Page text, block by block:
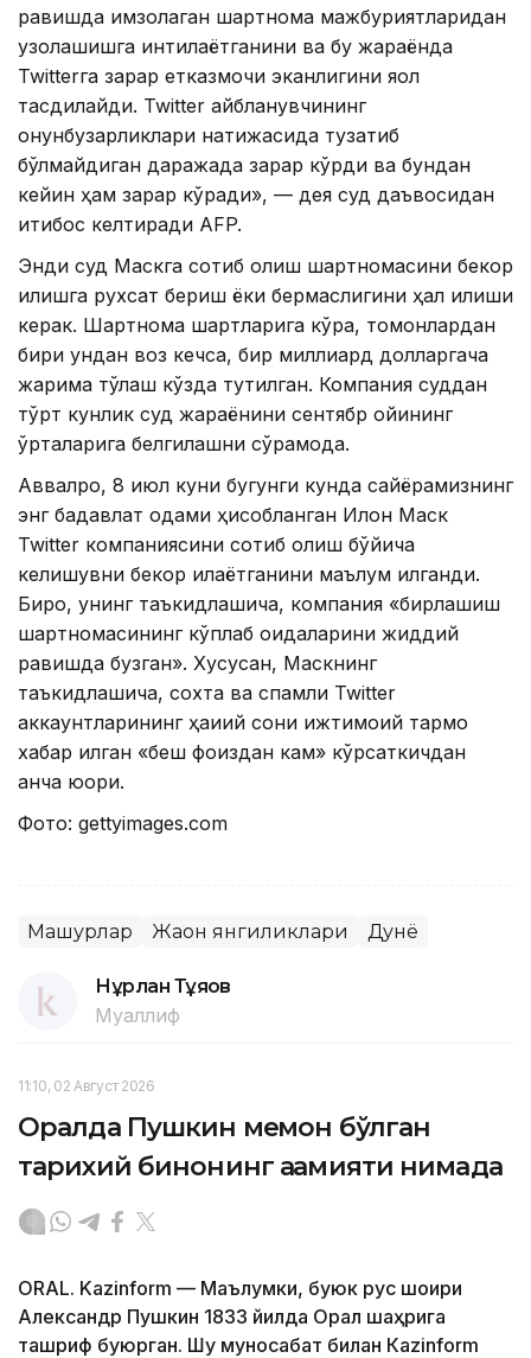
равишда имзолаган шартнома мажбуриятларидан
узоқлашишга интилаётганини ва бу жараёнда
Twitterга зарар етказмоқчи эканлигини яққол
тасдиқлайди. Twitter айбланувчининг
қонунбузарликлари натижасида тузатиб
бўлмайдиган даражада зарар кўрди ва бундан
кейин ҳам зарар кўради», — дея суд даъвосидан
иқтибос келтиради AFP.
Энди суд Маскга сотиб олиш шартномасини бекор
қилишга рухсат бериш ёки бермаслигини ҳал қилиши
керак. Шартнома шартларига кўра, томонлардан
бири ундан воз кечса, бир миллиард долларгача
жарима тўлаш кўзда тутилган. Компания суддан
тўрт кунлик суд жараёнини сентябр ойининг
ўрталарига белгилашни сўрамоқда.
Аввалроқ, 8 июл куни бугунги кунда сайёрамизнинг
энг бадавлат одами ҳисобланган Илон Маск
Twitter компаниясини сотиб олиш бўйича
келишувни бекор қилаётганини маълум қилганди.
Бироқ, унинг таъкидлашича, компания «бирлашиш
шартномасининг кўплаб қоидаларини жиддий
равишда бузган». Хусусан, Маскнинг
таъкидлашича, сохта ва спамли Twitter
аккаунтларининг ҳақиқий сони ижтимоий тармоқ
хабар қилган «беш фоиздан кам» кўрсаткичдан
анча юқори.
Фото: gettyimages.com
Машҳурлар Жаҳон янгиликлари Дунё
Нұрлан Тұяқов
Муаллиф
11:10, 02 Август 2026
Оралда Пушкин меҳмон бўлган
тарихий бинонинг аҳамияти нимада
ORAL. Kazinform — Маълумки, буюк рус шоири
Александр Пушкин 1833 йилда Орал шаҳрига
ташриф буюрган. Шу муносабат билан Кazinform